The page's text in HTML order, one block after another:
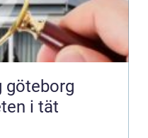
göteborg
i tät